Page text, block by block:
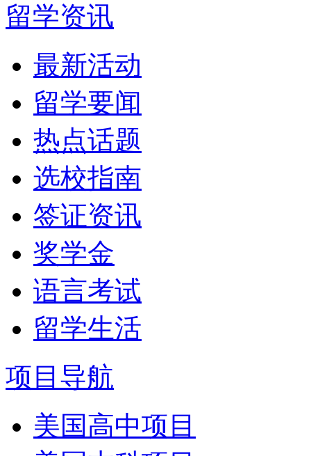
留学资讯
最新活动
留学要闻
热点话题
选校指南
签证资讯
奖学金
语言考试
留学生活
项目导航
美国高中项目